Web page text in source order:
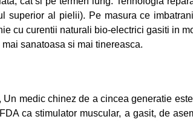
superior al pielii). Pe masura ce
cu curentii naturali bio-electrici gasiti in
sanatoasa si mai tinereasca.
Un medic chinez de a cincea generatie
ca stimulator muscular, a gasit, de